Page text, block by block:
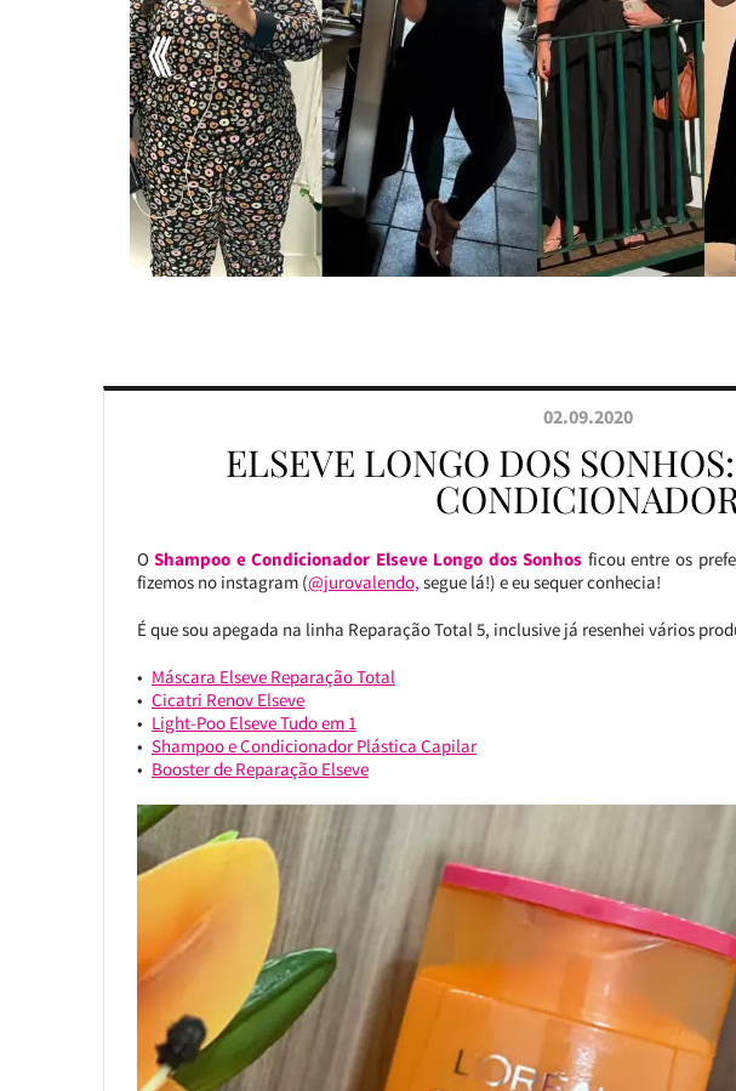
02.09.2020
ELSEVE LONGO DOS
OShampoo e Condicionador Elseve Longo dos Sonhos ficou entre os
fizemos no instagram (@jurovalendo, segue lá!) e eu sequer conhecia!
É que sou apegada na linha Reparação Total 5, inclusive já resenhei vários
Máscara Elseve Reparação Total
Cicatri Renov Elseve
Light-Poo Elseve Tudo em 1
Shampoo e Condicionador Plástica Capilar
Booster de Reparação Elseve